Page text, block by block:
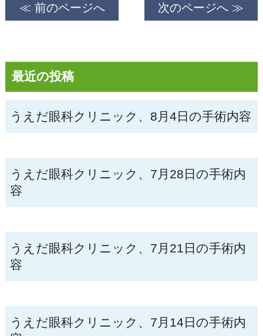
最近の投稿
うえだ眼科クリニック、8月4日の手術内容
うえだ眼科クリニック、7月28日の手術内
容
うえだ眼科クリニック、7月21日の手術内
容
うえだ眼科クリニック、7月14日の手術内
≪ 前のページへ 次のページへ ≫